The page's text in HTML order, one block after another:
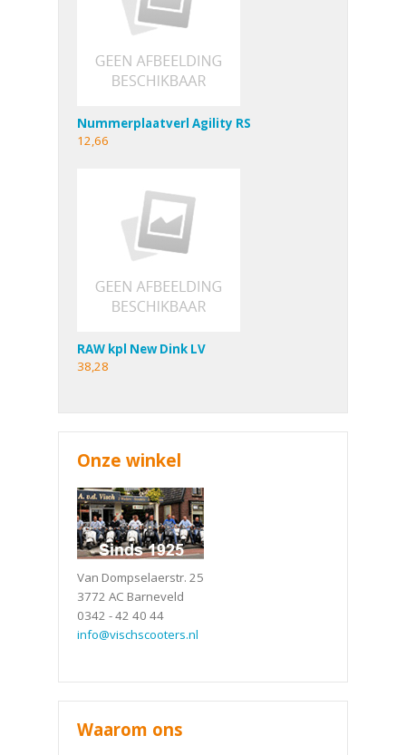
Nummerplaatverl Agility RS
12,66
RAW kpl New Dink LV
38,28
Onze winkel
Van Dompselaerstr. 25
3772 AC Barneveld
0342 - 42 40 44
info@vischscooters.nl
Waarom ons